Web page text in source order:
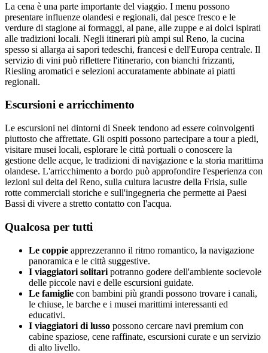
La cena è una parte importante del viaggio. I menu possono
presentare influenze olandesi e regionali, dal pesce fresco e le
verdure di stagione ai formaggi, al pane, alle zuppe e ai dolci ispirati
alle tradizioni locali. Negli itinerari più ampi sul Reno, la cucina
spesso si allarga ai sapori tedeschi, francesi e dell'Europa centrale. Il
servizio di vini può riflettere l'itinerario, con bianchi frizzanti,
Riesling aromatici e selezioni accuratamente abbinate ai piatti
regionali.
Escursioni e arricchimento
Le escursioni nei dintorni di Sneek tendono ad essere coinvolgenti
piuttosto che affrettate. Gli ospiti possono partecipare a tour a piedi,
visitare musei locali, esplorare le città portuali o conoscere la
gestione delle acque, le tradizioni di navigazione e la storia marittima
olandese. L'arricchimento a bordo può approfondire l'esperienza con
lezioni sul delta del Reno, sulla cultura lacustre della Frisia, sulle
rotte commerciali storiche e sull'ingegneria che permette ai Paesi
Bassi di vivere a stretto contatto con l'acqua.
Qualcosa per tutti
Le coppie apprezzeranno il ritmo romantico, la navigazione
panoramica e le città suggestive.
I viaggiatori solitari potranno godere dell'ambiente socievole
delle piccole navi e delle escursioni guidate.
Le famiglie con bambini più grandi possono trovare i canali,
le chiuse, le barche e i musei marittimi interessanti ed
educativi.
I viaggiatori di lusso possono cercare navi premium con
cabine spaziose, cene raffinate, escursioni curate e un servizio
di alto livello.